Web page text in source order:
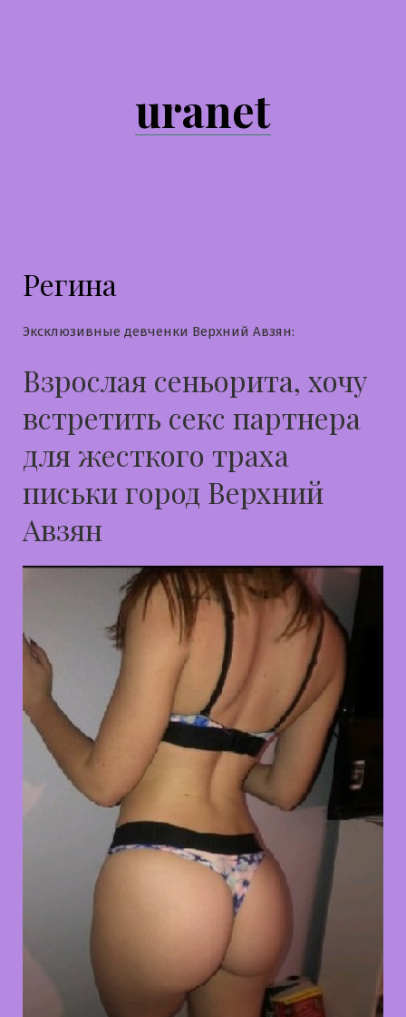
uranet
Регина
Эксклюзивные девченки Верхний Авзян:
Взрослая сеньорита, хочу
встретить секс партнера
для жесткого траха
письки город Верхний
Авзян